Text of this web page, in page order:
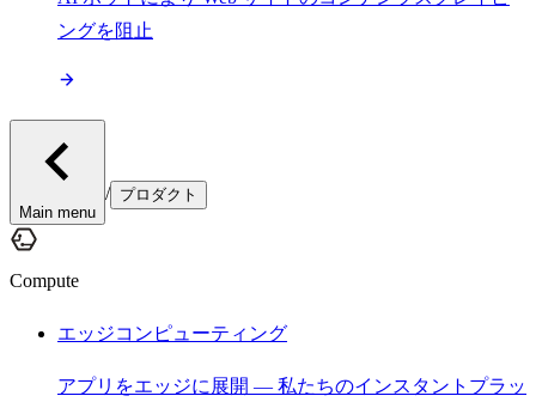
ングを阻止
Main menu
/ プロダクト
Compute
エッジコンピューティング
アプリをエッジに展開 — 私たちのインスタントプラッ